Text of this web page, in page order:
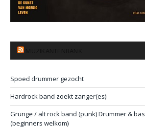
Spoed drummer gezocht
Hardrock band zoekt zanger(es)
Grunge / alt rock band (punk) Drummer &
(beginners welkom)